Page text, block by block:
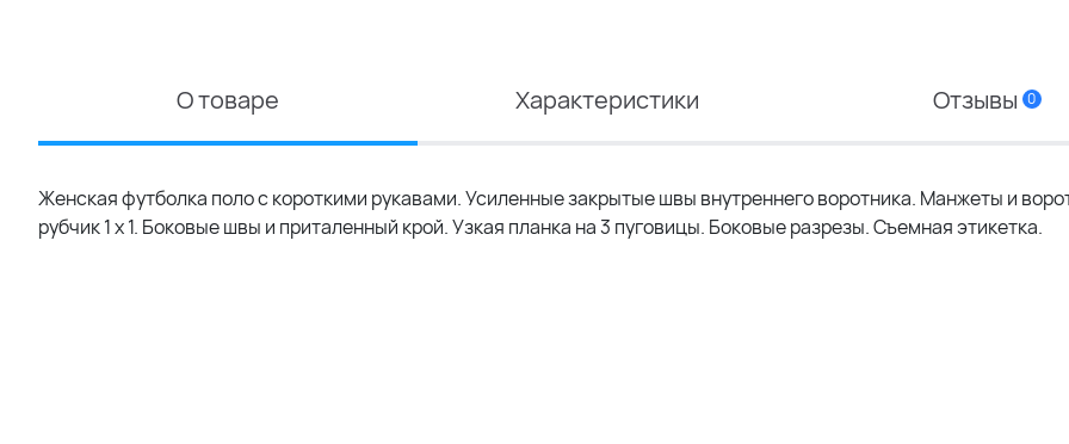
О товаре Характеристики Отзывы 0
Женская футболка поло с короткими рукавами. Усиленные закрытые швы внутреннего воротника. Манжеты и
рубчик 1 x 1. Боковые швы и приталенный крой. Узкая планка на 3 пуговицы. Боковые разрезы. Съемная этикетка.